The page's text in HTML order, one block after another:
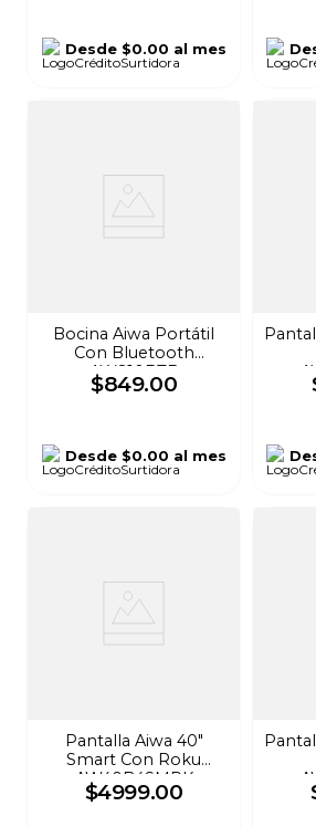
Desde$0.00 al mes
Bocina Aiwa Portátil
Con Bluetooth
AWS10BTB
$849.00
Desde$0.00 al mes
Pantalla Aiwa 40"
Smart Con Roku
AW40B4SMRK
$4999.00